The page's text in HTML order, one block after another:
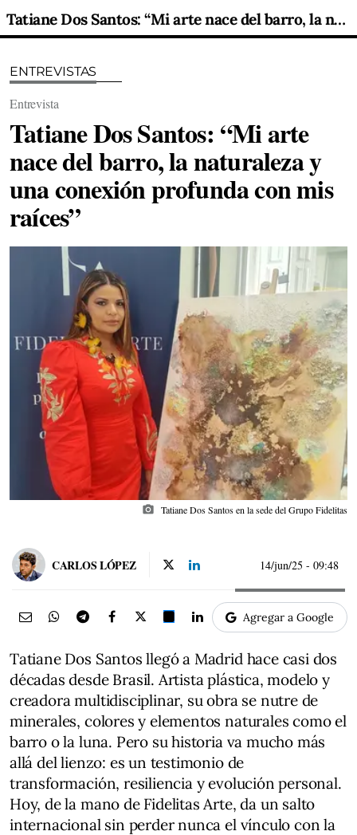
Tatiane Dos Santos: “Mi arte nace del barro, la naturaleza y una conexión profunda con mis raíces”
ENTREVISTAS
Entrevista
Tatiane Dos Santos: “Mi arte
nace del barro, la naturaleza y
una conexión profunda con mis
raíces”
photo_camera Tatiane Dos Santos en la sede del Grupo Fidelitas
CARLOS LÓPEZ 14/jun/25 - 09:48
Agregar a Google
Tatiane Dos Santos llegó a Madrid hace casi dos
décadas desde Brasil. Artista plástica, modelo y
creadora multidisciplinar, su obra se nutre de
minerales, colores y elementos naturales como el
barro o la luna. Pero su historia va mucho más
allá del lienzo: es un testimonio de
transformación, resiliencia y evolución personal.
Hoy, de la mano de Fidelitas Arte, da un salto
internacional sin perder nunca el vínculo con la